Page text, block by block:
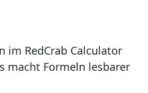
im RedCrab Calculator
macht Formeln lesbarer